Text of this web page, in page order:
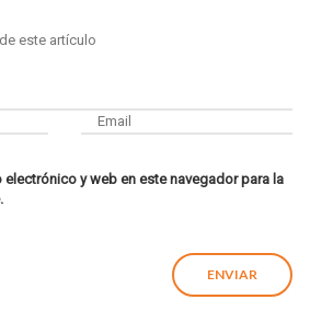
y web en este navegador para la